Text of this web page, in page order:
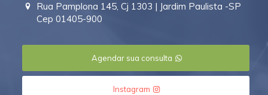
Rua Pamplona 145, Cj 1303 | Jardim Paulista -SP
Cep 01405-900
Agendar sua consulta
Instagram